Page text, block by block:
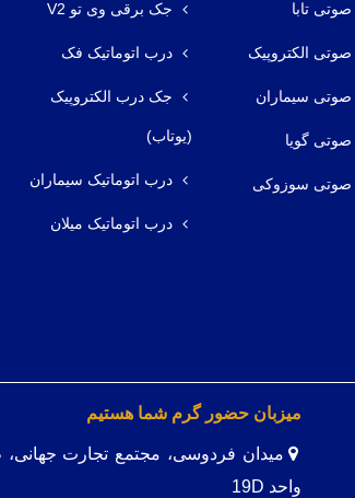
صوتی تابا
صوتی الکتروپیک
صوتی سیماران
صوتی گویا
صوتی سوزوکی
جک برقی وی تو V2
درب اتوماتیک فک
جک درب الکتروپیک
(یوتاب)
درب اتوماتیک سیماران
درب اتوماتیک میلان
میزبان حضور گرم شما هستیم
واحد 19D